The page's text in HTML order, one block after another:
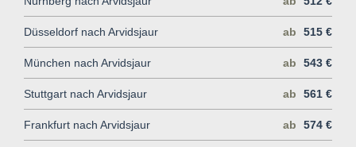
Düsseldorf nach Arvidsjaur ab 515 €
München nach Arvidsjaur ab 543 €
Stuttgart nach Arvidsjaur ab 561 €
Frankfurt nach Arvidsjaur ab 574 €